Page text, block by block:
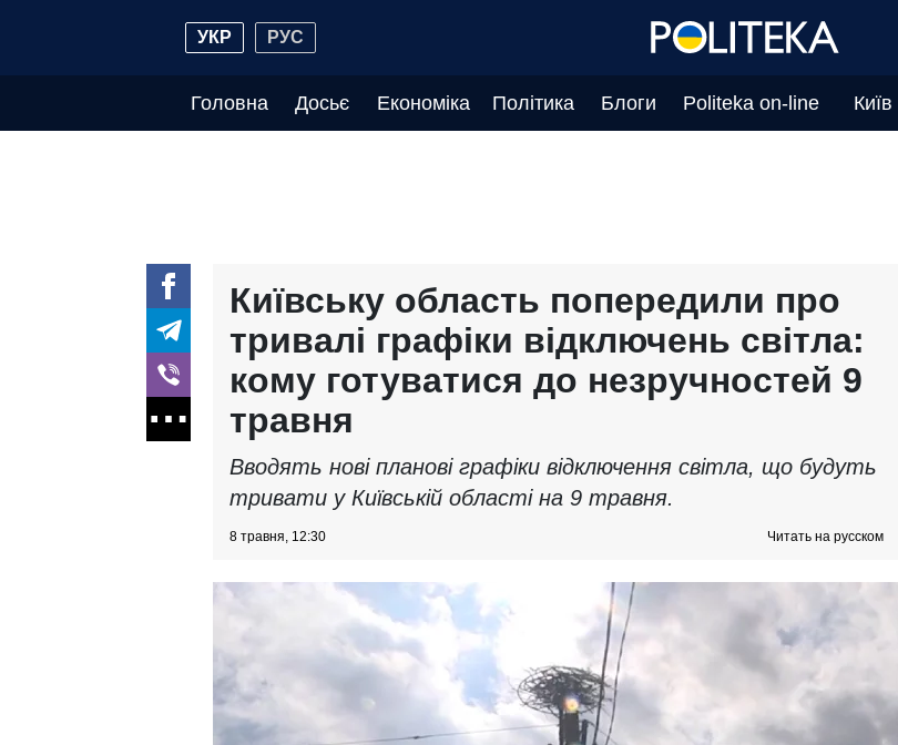
УКР РУС
Головна Досьє Економіка Політика Блоги Politeka on-line Київ
Київську область попередили про
тривалі графіки відключень світла:
кому готуватися до незручностей 9
травня
Вводять нові планові графіки відключення світла, що будуть
тривати у Київській області на 9 травня.
8 травня, 12:30 Читать на русском